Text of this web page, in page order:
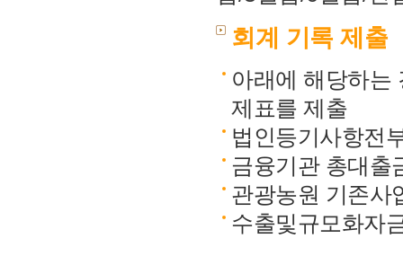
회계 기록 제출
아래에 해당하는
제표를 제출
법인등기사항전
금융기관 총대출
관광농원 기존사
수출및규모화자